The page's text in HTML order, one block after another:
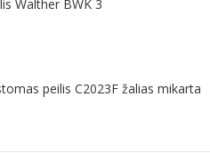
Walther BWK 3
peilis C2023F žalias mikarta